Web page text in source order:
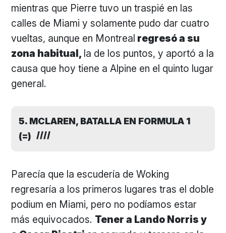
mientras que Pierre tuvo un traspié en las
calles de Miami y solamente pudo dar cuatro
vueltas, aunque en Montreal regresó a su
zona habitual, la de los puntos, y aportó a la
causa que hoy tiene a Alpine en el quinto lugar
general.
5. MCLAREN, BATALLA EN FORMULA 1
(=)
Parecía que la escudería de Woking
regresaría a los primeros lugares tras el doble
podium en Miami, pero no podíamos estar
más equivocados. Tener a Lando Norris y